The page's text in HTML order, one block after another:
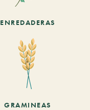
ENREDADERAS
GRAMINEAS